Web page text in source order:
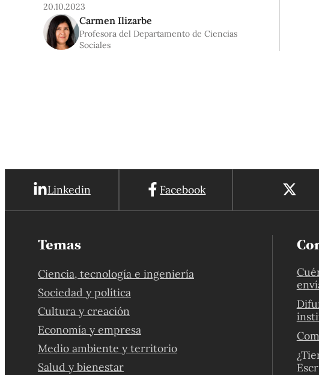
en crisis: Perú y Chile en perspectiva comparada”
el pasado jueves 5 de octubre. El evento apuntó a
divulgar algunas de las ideas abordadas durante
un taller en el que especialistas nacionales e
20.10.2023
Carmen Ilizarbe
Profesora del Departamento de Ciencias
Sociales
Linkedin Facebook
Temas
Ciencia, tecnología e ingeniería
Sociedad y política
Cultura y creación
Economía y empresa
Medio ambiente y territorio
Salud y bienestar